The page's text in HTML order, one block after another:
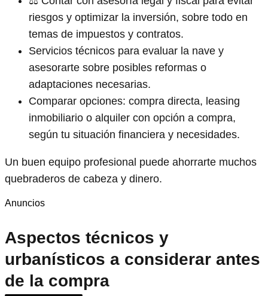
riesgos y optimizar la inversión, sobre todo en
temas de impuestos y contratos.
Servicios técnicos para evaluar la nave y
asesorarte sobre posibles reformas o
adaptaciones necesarias.
Comparar opciones: compra directa, leasing
inmobiliario o alquiler con opción a compra,
según tu situación financiera y necesidades.
Un buen equipo profesional puede ahorrarte muchos
quebraderos de cabeza y dinero.
Anuncios
Aspectos técnicos y
urbanísticos a considerar antes
de la compra